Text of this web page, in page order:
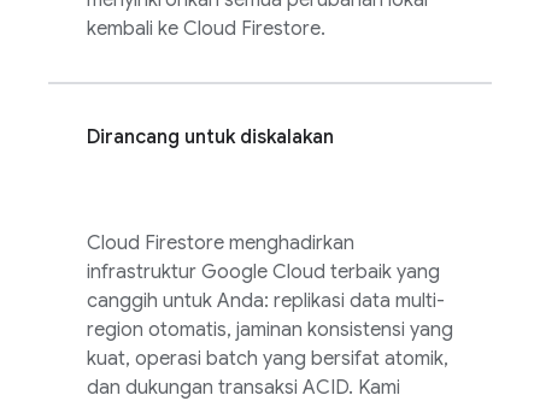
kembali ke Cloud Firestore.
Dirancang untuk diskalakan
Cloud Firestore menghadirkan
infrastruktur Google Cloud terbaik yang
canggih untuk Anda: replikasi data multi-
region otomatis, jaminan konsistensi yang
kuat, operasi batch yang bersifat atomik,
dan dukungan transaksi ACID. Kami